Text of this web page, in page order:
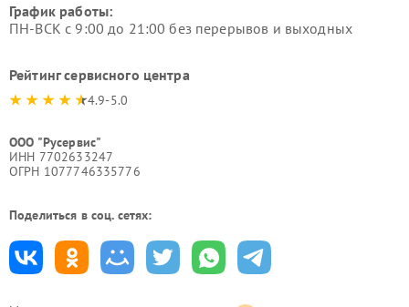
График работы:
ПН-ВСК с 9:00 до 21:00 без перерывов и выходных
Рейтинг сервисного центра
4.9-5.0
ООО "Русервис"
ИНН 7702633247
ОГРН 1077746335776
Поделиться в соц. сетях: